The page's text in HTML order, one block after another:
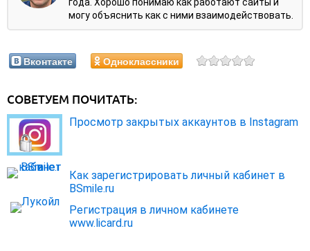
могу объяснить как с ними взаимодействовать.
Вконтакте Одноклассники
СОВЕТУЕМ ПОЧИТАТЬ:
Просмотр закрытых аккаунтов в Instagram
Как зарегистрировать личный кабинет в
BSmile.ru
Регистрация в личном кабинете
www.licard.ru